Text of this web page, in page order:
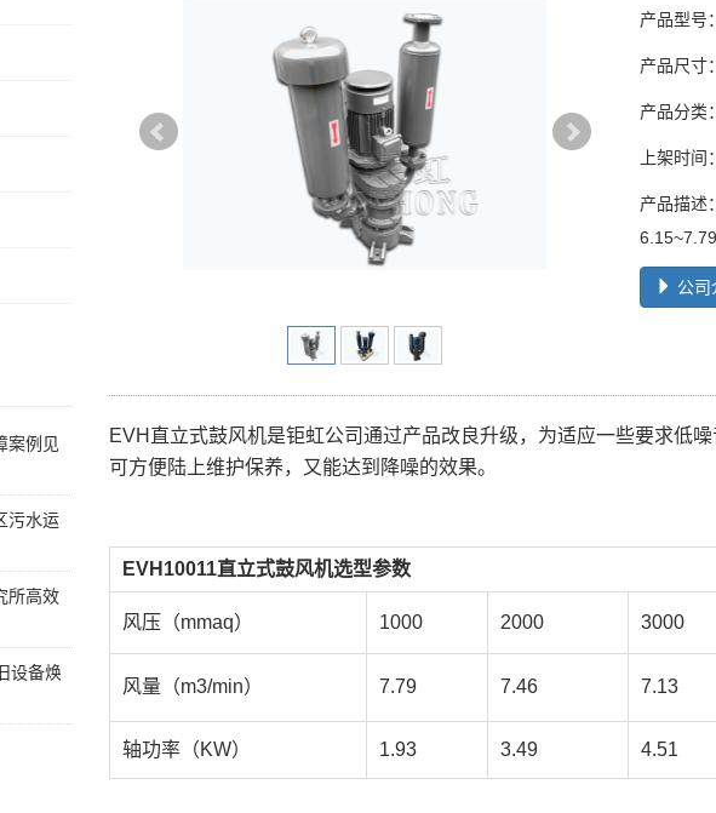
产品型号
产品尺寸
产品分类
上架时
产品描述
公司
EVH直立式鼓风机是钜虹公司通过产品改良升级，为适应一些要求低
可方便陆上维护保养，又能达到降噪的效果。
EVH10011直立式鼓风机选型参数
风压（mmaq） 1000 2000 3000
风量（m3/min） 7.79 7.46 7.13
轴功率（KW） 1.93 3.49 4.51
案例见
污水运
所高效
设备焕